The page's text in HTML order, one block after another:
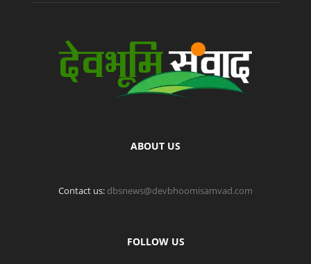
ABOUT US
Contact us: dbsnews@devbhoomisamvad.com
FOLLOW US